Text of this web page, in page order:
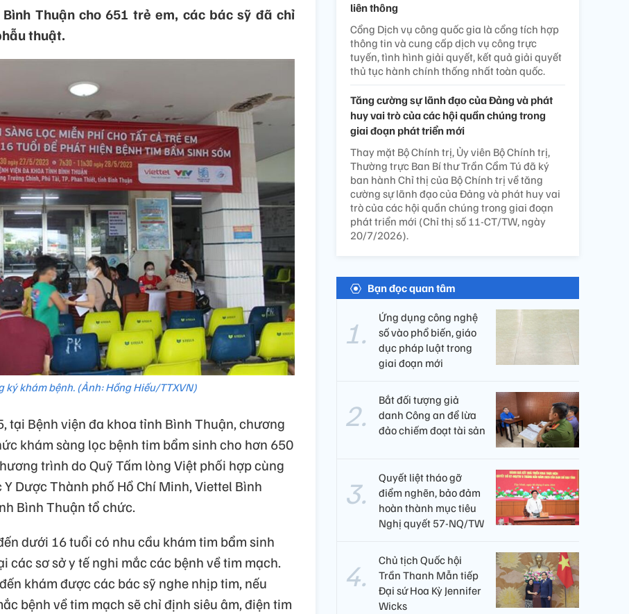
Thuận cho 651 trẻ em, các bác sỹ đã chỉ
thuật.
ký khám bệnh. (Ảnh: Hồng Hiếu/TTXVN)
tại Bệnh viện đa khoa tỉnh Bình Thuận, chương
khám sàng lọc bệnh tim bẩm sinh cho hơn 650
trình do Quỹ Tấm lòng Việt phối hợp cùng
Dược Thành phố Hồ Chí Minh, Viettel Bình
Bình Thuận tổ chức.
dưới 16 tuổi có nhu cầu khám tim bẩm sinh
các sơ sở y tế nghi mắc các bệnh về tim mạch.
khám được các bác sỹ nghe nhịp tim, nếu
bệnh về tim mạch sẽ chỉ định siêu âm, điện tim
liên thông
Cổng Dịch vụ công quốc gia là cổng tích hợp
thông tin và cung cấp dịch vụ công trực
tuyến, tình hình giải quyết, kết quả giải quyết
thủ tục hành chính thống nhất toàn quốc.
Tăng cường sự lãnh đạo của Đảng và phát
huy vai trò của các hội quần chúng trong
giai đoạn phát triển mới
Thay mặt Bộ Chính trị, Ủy viên Bộ Chính trị,
Thường trực Ban Bí thư Trần Cẩm Tú đã ký
ban hành Chỉ thị của Bộ Chính trị về tăng
cường sự lãnh đạo của Đảng và phát huy vai
trò của các hội quần chúng trong giai đoạn
phát triển mới (Chỉ thị số 11-CT/TW, ngày
20/7/2026).
Bạn đọc quan tâm
Ứng dụng công nghệ
số vào phổ biến, giáo
dục pháp luật trong
giai đoạn mới
Bắt đối tượng giả
danh Công an để lừa
đảo chiếm đoạt tài sản
Quyết liệt tháo gỡ
điểm nghẽn, bảo đảm
hoàn thành mục tiêu
Nghị quyết 57-NQ/TW
Chủ tịch Quốc hội
Trần Thanh Mẫn tiếp
Đại sứ Hoa Kỳ Jennifer
Wicks